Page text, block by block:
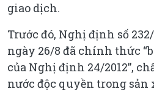
giao dịch.
Trước đó, Nghị định số
ngày 26/8 đã chính thức
của Nghị định 24/2012”,
nước độc quyền trong